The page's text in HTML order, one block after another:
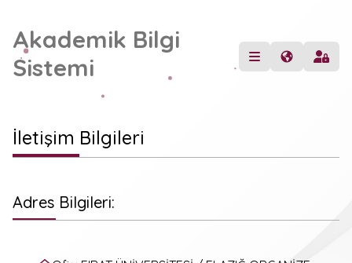
Akademik Bilgi
Sistemi
İletişim Bilgileri
Adres Bilgileri: